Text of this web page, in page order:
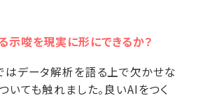
示唆を現実に形にできるか？
はデータ解析を語る上で欠かせな
いても触れました。良いAIをつく